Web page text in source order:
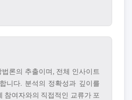
론의 추출이며, 전체 인사이트
니다. 분석의 정확성과 깊이를
참여자와의 직접적인 교류가 포